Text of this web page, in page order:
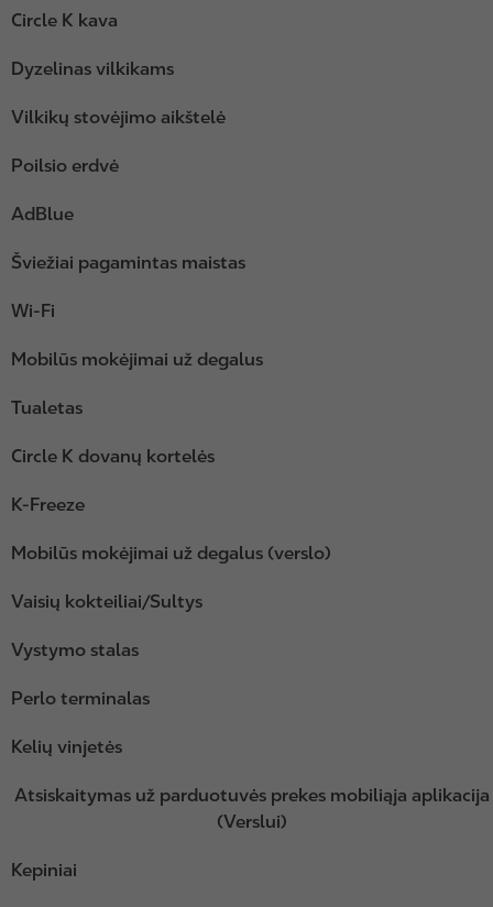
Circle K kava
Dyzelinas vilkikams
Vilkikų stovėjimo aikštelė
Poilsio erdvė
AdBlue
Šviežiai pagamintas maistas
Wi-Fi
Mobilūs mokėjimai už degalus
Tualetas
Circle K dovanų kortelės
K-Freeze
Mobilūs mokėjimai už degalus (verslo)
Vaisių kokteiliai/Sultys
Vystymo stalas
Perlo terminalas
Kelių vinjetės
Atsiskaitymas už parduotuvės prekes mobiliąja aplikacija
(Verslui)
Kepiniai